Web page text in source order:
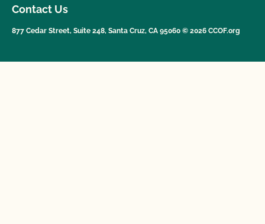
Contact Us
877 Cedar Street, Suite 248, Santa Cruz, CA 95060 © 2026 CCOF.org